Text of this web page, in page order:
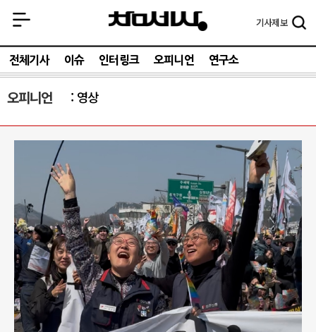
기사제보
전체기사 이슈 인터링크 오피니언 연구소
오피니언 영상